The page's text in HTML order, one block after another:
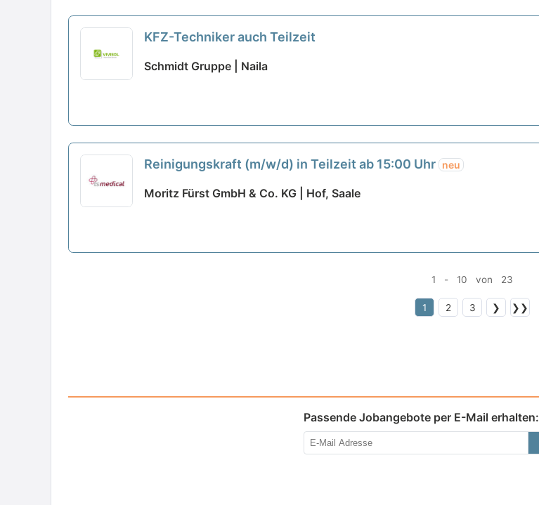
KFZ-Techniker auch Teilzeit
Schmidt Gruppe | Naila
Reinigungskraft (m/w/d) in Teilzeit ab 15:00 Uhr neu
Moritz Fürst GmbH & Co. KG | Hof, Saale
1 - 10 von 23
1 2 3 ❯ ❯❯
Passende Jobangebote per E-Mail erhalten: